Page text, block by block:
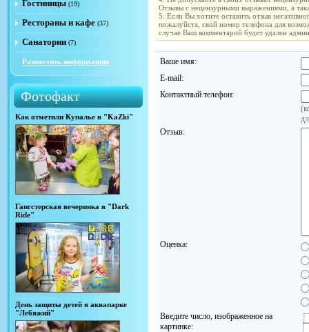
Гостиницы (19)
Рестораны и кафе (37)
Санатории (7)
Разместить информацию
Фотофакт
Как отметили Купалье в "KaZki"
Гангстерская вечеринка в "Dark
Ride"
День защиты детей в аквапарке
"Лебяжий"
Отзывы с нецензурными выражениями, а
5. Если Вы хотите оставить отзыв
пожалуйста, свой номер телефона для
случае Ваш комментарий будет удален
Ваше имя:
E-mail:
Контактный телефон:
Отзыв:
Оценка:
Введите число, изображенное на
картинке: